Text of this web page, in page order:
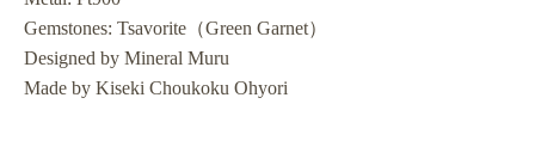
Gemstones: Tsavorite（Green Garnet）
Designed by Mineral Muru
Made by Kiseki Choukoku Ohyori